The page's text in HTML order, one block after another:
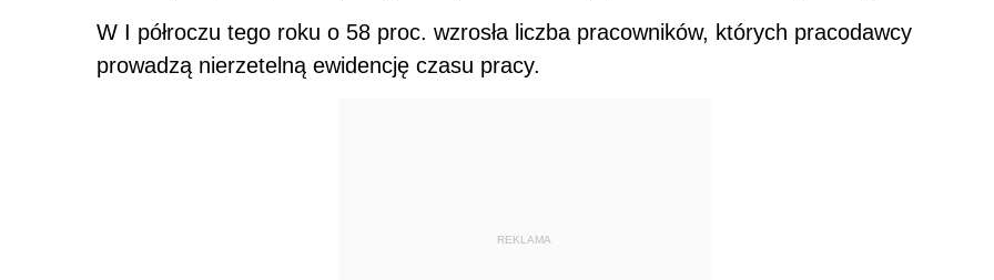
W I półroczu tego roku o 58 proc. wzrosła liczba pracowników, których pracodawcy
prowadzą nierzetelną ewidencję czasu pracy.